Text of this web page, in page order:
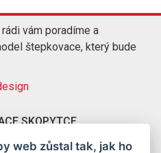
vám poradíme a
štepkovace, který bude
SKOPYTCE
a špalíkovacu Skopytce
web zůstal tak, jak ho